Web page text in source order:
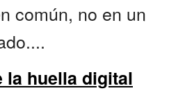
común, no en un
la huella digital